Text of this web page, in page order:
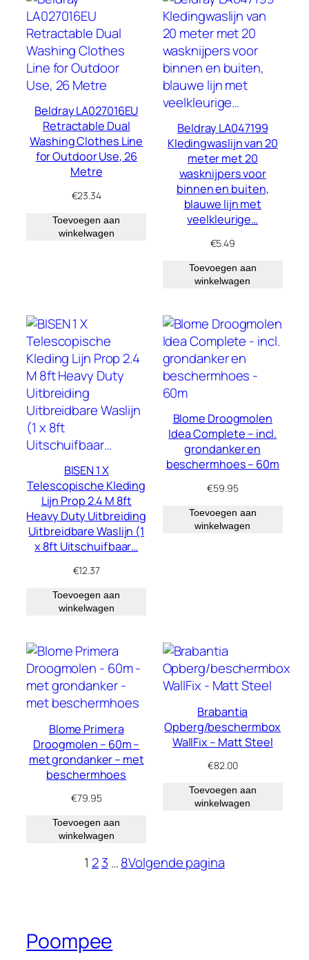
Beldray LA027016EU
Retractable Dual
Washing Clothes Line
for Outdoor Use, 26
Metre
€23.34
Toevoegen aan
winkelwagen
Beldray LA047199
Kledingwaslijn van 20
meter met 20
wasknijpers voor
binnen en buiten,
blauwe lijn met
veelkleurige…
€5.49
Toevoegen aan
winkelwagen
BISEN 1 X
Telescopische Kleding
Lijn Prop 2.4 M 8ft
Heavy Duty Uitbreiding
Uitbreidbare Waslijn (1
x 8ft Uitschuifbaar…
€12.37
Toevoegen aan
winkelwagen
Blome Droogmolen
Idea Complete – incl.
grondanker en
beschermhoes – 60m
€59.95
Toevoegen aan
winkelwagen
Blome Primera
Droogmolen – 60m –
met grondanker – met
beschermhoes
€79.95
Toevoegen aan
winkelwagen
Brabantia
Opberg/beschermbox
WallFix – Matt Steel
€82.00
Toevoegen aan
winkelwagen
1 23 …8Volgende pagina
Poompee